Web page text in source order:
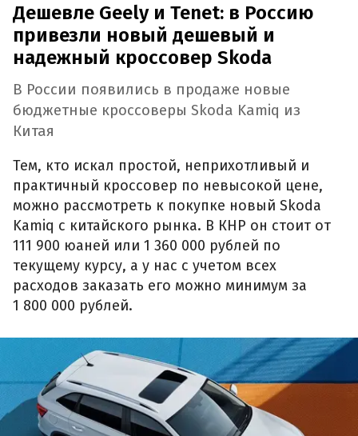
Дешевле Geely и Tenet: в Россию
привезли новый дешевый и
надежный кроссовер Skoda
В России появились в продаже новые
бюджетные кроссоверы Skoda Kamiq из
Китая
Тем, кто искал простой, неприхотливый и
практичный кроссовер по невысокой цене,
можно рассмотреть к покупке новый Skoda
Kamiq с китайского рынка. В КНР он стоит от
111 900 юаней или 1 360 000 рублей по
текущему курсу, а у нас с учетом всех
расходов заказать его можно минимум за
1 800 000 рублей.